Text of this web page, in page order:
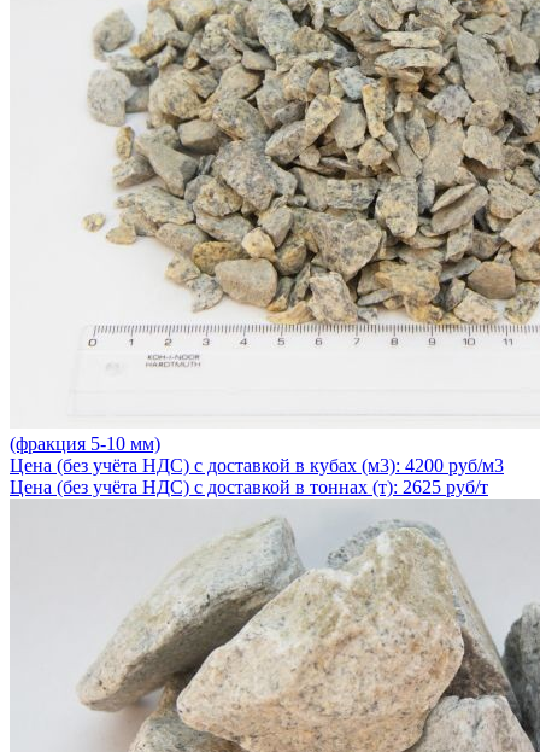
(фракция 5-10 мм)
Цена (без учёта НДС) с доставкой в кубах (м3): 4200 руб/м3
Цена (без учёта НДС) с доставкой в тоннах (т): 2625 руб/т